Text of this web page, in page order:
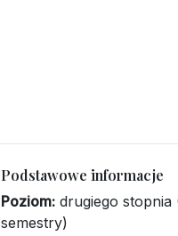
Podstawowe informacje
Poziom: drugiego stopnia
semestry)